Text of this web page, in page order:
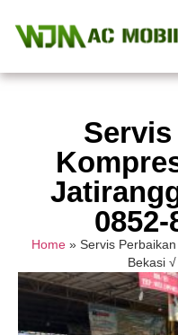
0852-
Home » Servis
Bekasi